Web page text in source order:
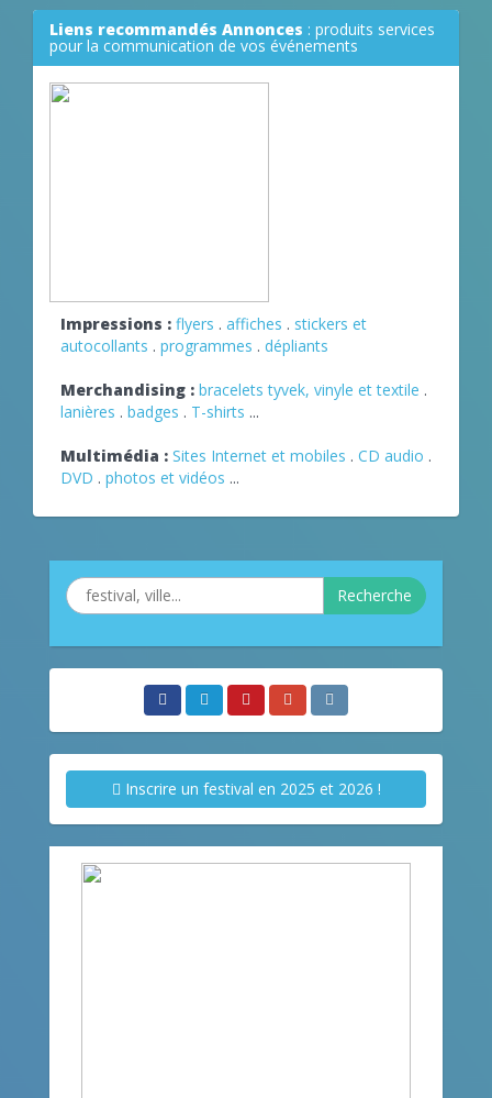
Liens recommandés Annonces : produits services
pour la communication de vos événements
Impressions : flyers . affiches . stickers et
autocollants . programmes . dépliants
Merchandising : bracelets tyvek, vinyle et textile .
lanières . badges . T-shirts ...
Multimédia : Sites Internet et mobiles . CD audio .
DVD . photos et vidéos ...
Recherche
Inscrire un festival en 2025 et 2026 !